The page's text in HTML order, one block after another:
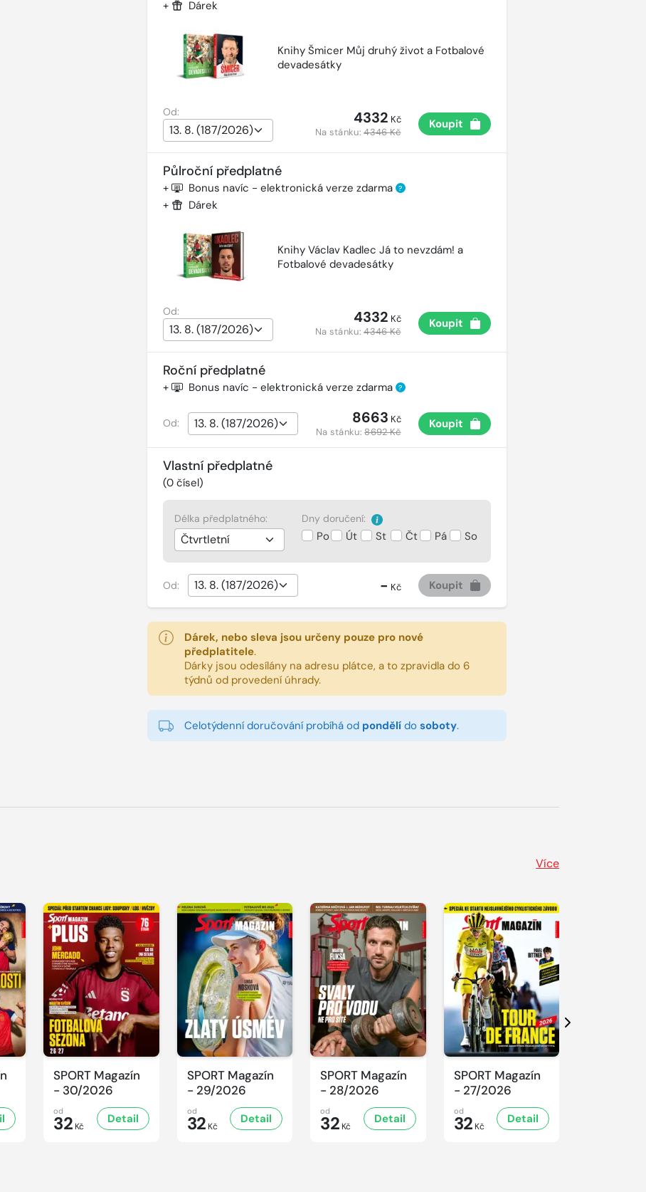
+ Dárek
Knihy Šmicer Můj druhý život a Fotbalové
devadesátky
Od: 4332 Kč
Na stánku:4346 Kč
Koupit
Půlroční předplatné
+ Bonus navíc - elektronická verze zdarma ?
+ Dárek
Knihy Václav Kadlec Já to nevzdám! a
Fotbalové devadesátky
Od: 4332 Kč
Na stánku:4346 Kč
Koupit
Roční předplatné
+ Bonus navíc - elektronická verze zdarma ?
Od: 8663 Kč
Na stánku:8692 Kč
Koupit
Vlastní předplatné
(0čísel)
Délka předplatného: Dny doručení:
Po Út St Čt Pá So
Od: - Kč Koupit
Dárek, nebo sleva jsou určeny pouze pro nové
předplatitele.
Dárky jsou odesílány na adresu plátce, a to zpravidla do 6
týdnů od provedení úhrady.
Celotýdenní doručování probíhá od pondělído soboty.
Více
SPORT Magazín
- 30/2026
od
32 Kč
Detail
SPORT Magazín
- 29/2026
od
32 Kč
Detail
SPORT Magazín
- 28/2026
od
32 Kč
Detail
SPORT Magazín
- 27/2026
od
32 Kč
Detail
Další